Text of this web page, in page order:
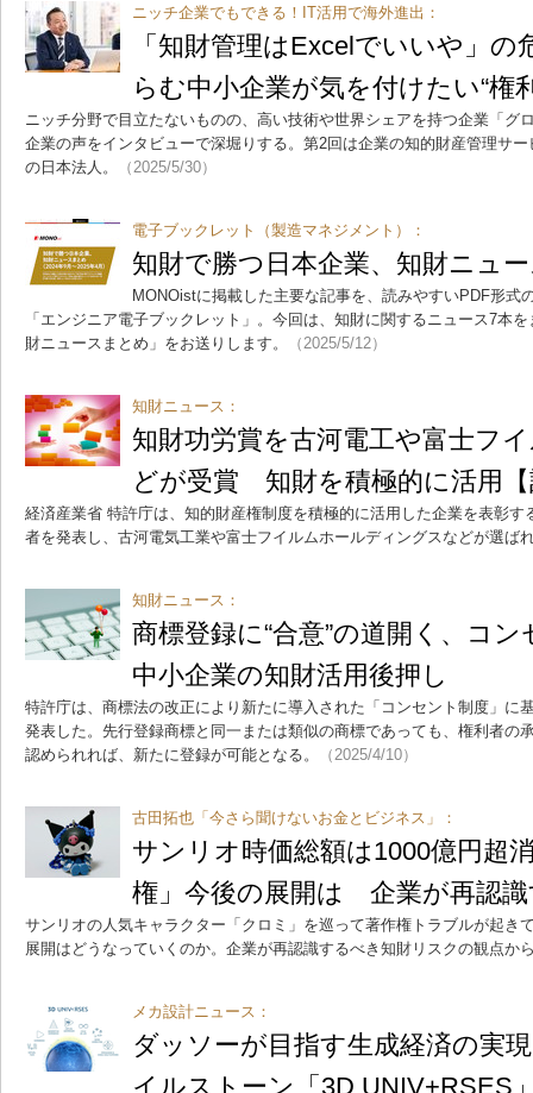
ニッチ企業でもできる！IT活用で海外進出：
「知財管理はExcelでいいや」
らむ中小企業が気を付けたい“権
ニッチ分野で目立たないものの、高い技術や世界シェアを持つ企業「グ
企業の声をインタビューで深堀りする。第2回は企業の知的財産管理サ
の日本法人。
（2025/5/30）
電子ブックレット（製造マネジメント）：
知財で勝つ日本企業、知財ニュ
MONOistに掲載した主要な記事を、読みやすいPDF形式
「エンジニア電子ブックレット」。今回は、知財に関するニュース7本
財ニュースまとめ」をお送りします。
（2025/5/12）
知財ニュース：
知財功労賞を古河電工や富士フ
どが受賞 知財を積極的に活用
経済産業省 特許庁は、知的財産権制度を積極的に活用した企業を表彰す
者を発表し、古河電気工業や富士フイルムホールディングスなどが選ば
知財ニュース：
商標登録に“合意”の道開く、コ
中小企業の知財活用後押し
特許庁は、商標法の改正により新たに導入された「コンセント制度」に
発表した。先行登録商標と同一または類似の商標であっても、権利者の
認められれば、新たに登録が可能となる。
（2025/4/10）
古田拓也「今さら聞けないお金とビジネス」：
サンリオ時価総額は1000億円
権」今後の展開は 企業が再認識
サンリオの人気キャラクター「クロミ」を巡って著作権トラブルが起き
展開はどうなっていくのか。企業が再認識するべき知財リスクの観点か
メカ設計ニュース：
ダッソーが目指す生成経済の実
イルストーン「3D UNIV+RSES